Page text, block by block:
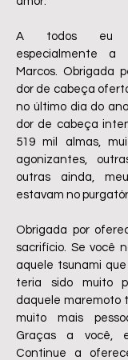
A todos eu
especialmente a
Marcos. Obrigada
dor de cabeça
no último dia do
dor de cabeça
519 mil almas,
agonizantes,
outras ainda,
estavam no
Obrigada por
sacrifício. Se você
aquele tsunami
teria sido muito
daquele maremoto
muito mais
Graças a você,
Continue a